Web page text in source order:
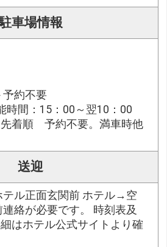
車場情報
予約不要
時間：15：00～翌10：00
着順 予約不要。満車時他
送迎
テル正面玄関前 ホテル→空
絡が必要です。 時刻表及
はホテル公式サイトより確